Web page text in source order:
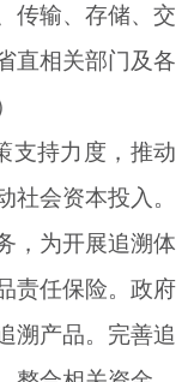
传输、存储、交
直相关部门及各
支持力度，推动
社会资本投入。
，为开展追溯体
责任保险。政府
溯产品。完善追